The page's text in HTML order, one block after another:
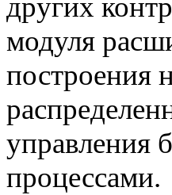
других
модуля
построения
управления
процессами.